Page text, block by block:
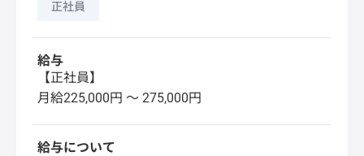
正社員
給与
【正社員】
月給225,000円 〜 275,000円
給与について